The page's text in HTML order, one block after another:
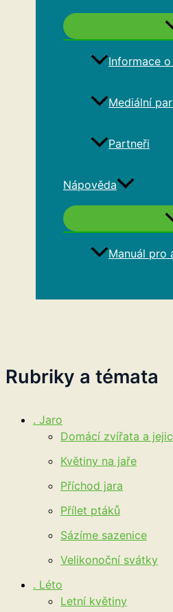
Informace
Mediální
Partneři
Nápověda
Manuál pro
Rubriky a témata
. Jaro
Domácí zvířata a
Květiny na jaře
Příchod jara
Přílet ptáků
Sázíme sazenice
Velikonoční svátky
. Léto
Letní květiny